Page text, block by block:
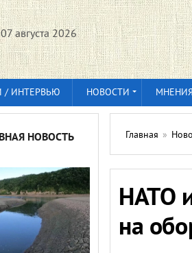
августа 2026
/ ИНТЕРВЬЮ НОВОСТИ МНЕНИЯ
НОВОСТЬ Главная »
НАТО
на